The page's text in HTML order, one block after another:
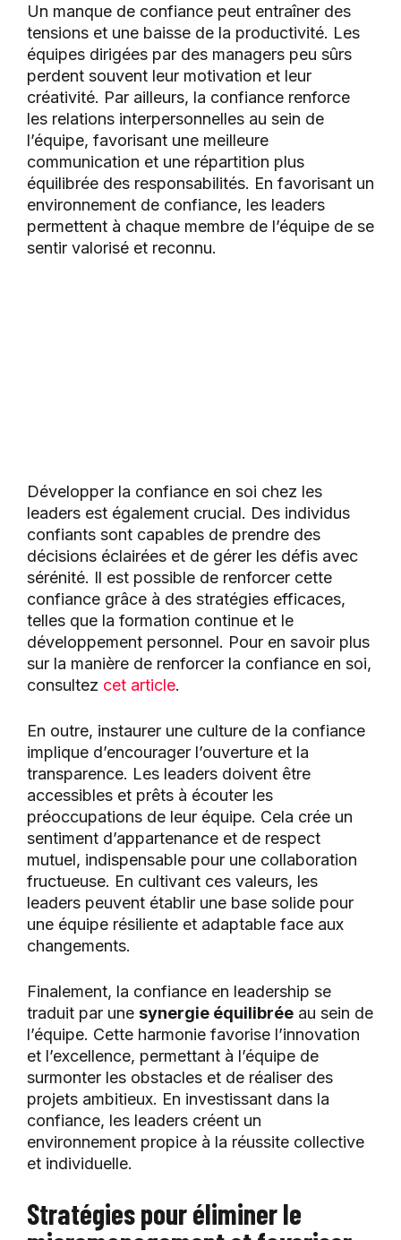
Un manque de confiance peut entraîner des
tensions et une baisse de la productivité. Les
équipes dirigées par des managers peu sûrs
perdent souvent leur motivation et leur
créativité. Par ailleurs, la confiance renforce
les relations interpersonnelles au sein de
l’équipe, favorisant une meilleure
communication et une répartition plus
équilibrée des responsabilités. En favorisant un
environnement de confiance, les leaders
permettent à chaque membre de l’équipe de se
sentir valorisé et reconnu.
Développer la confiance en soi chez les
leaders est également crucial. Des individus
confiants sont capables de prendre des
décisions éclairées et de gérer les défis avec
sérénité. Il est possible de renforcer cette
confiance grâce à des stratégies efficaces,
telles que la formation continue et le
développement personnel. Pour en savoir plus
sur la manière de renforcer la confiance en soi,
consultez cet article.
En outre, instaurer une culture de la confiance
implique d’encourager l’ouverture et la
transparence. Les leaders doivent être
accessibles et prêts à écouter les
préoccupations de leur équipe. Cela crée un
sentiment d’appartenance et de respect
mutuel, indispensable pour une collaboration
fructueuse. En cultivant ces valeurs, les
leaders peuvent établir une base solide pour
une équipe résiliente et adaptable face aux
changements.
Finalement, la confiance en leadership se
traduit par une synergie équilibrée au sein de
l’équipe. Cette harmonie favorise l’innovation
et l’excellence, permettant à l’équipe de
surmonter les obstacles et de réaliser des
projets ambitieux. En investissant dans la
confiance, les leaders créent un
environnement propice à la réussite collective
et individuelle.
Stratégies pour éliminer le